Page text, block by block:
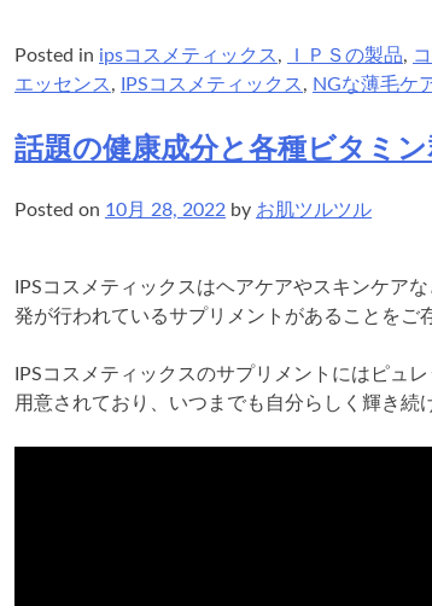
Posted in ipsコスメティックス , ＩＰＳの製品,
エッセンス , IPSコスメティックス , NGな薄毛ケ
話題の健康成分と各種ビタミ
Posted on 10月 28, 2022 by お肌ツルツル
IPSコスメティックスはヘアケアやスキンケア
発が行われているサプリメントがあることをご
IPSコスメティックスのサプリメントにはピュ
用意されており、いつまでも自分らしく輝き続